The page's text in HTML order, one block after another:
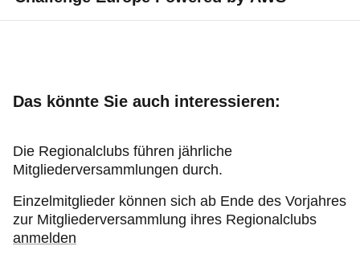
oder die SUP-Bahn erobern. Ein Tag voller Spaß
Bühnenprogramm
Das vielseitige Bühnenprogramm bietet
Unterhaltung für Jung und Alt:
Local Stage
Das könnte Sie auch interessieren:
Die Regionalclubs führen jährliche
Mitgliederversammlungen durch.
Einzelmitglieder können sich ab Ende des Vorjahres
zur Mitgliederversammlung ihres Regionalclubs
anmelden